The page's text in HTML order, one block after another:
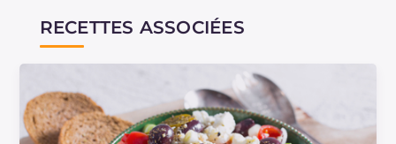
RECETTES ASSOCIÉES